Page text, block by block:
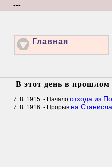
---
Главная
В этот день в прошлом
7. 8. 1915. - Начало отхода из
7. 8. 1916. - Прорыв на